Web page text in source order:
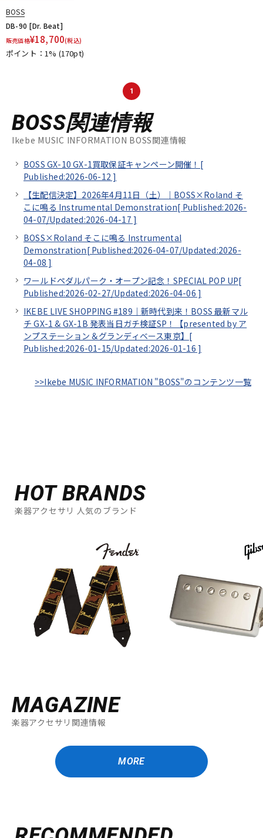
BOSS
DB-90 [Dr. Beat]
販売価格¥18,700(税込)
ポイント：1% (170pt)
1
BOSS関連情報
Ikebe MUSIC INFORMATION BOSS関連情報
BOSS GX-10 GX-1買取保証キャンペーン開催！[
Published:2026-06-12 ]
【生配信決定】2026年4月11日（土）｜BOSS×Roland そ
こに鳴る Instrumental Demonstration[ Published:2026-
04-07/Updated:2026-04-17 ]
BOSS×Roland そこに鳴る Instrumental
Demonstration[ Published:2026-04-07/Updated:2026-
04-08 ]
ワールドペダルパーク・オープン記念！SPECIAL POP UP[
Published:2026-02-27/Updated:2026-04-06 ]
IKEBE LIVE SHOPPING #189｜新時代到来！BOSS 最新マル
チ GX-1 & GX-1B 発表当日ガチ検証SP！【presented by ア
ンプステーション＆グランディベース東京】[
Published:2026-01-15/Updated:2026-01-16 ]
>>Ikebe MUSIC INFORMATION "BOSS"のコンテンツ一覧
HOT BRANDS
楽器アクセサリ 人気のブランド
MAGAZINE
楽器アクセサリ関連情報
MORE